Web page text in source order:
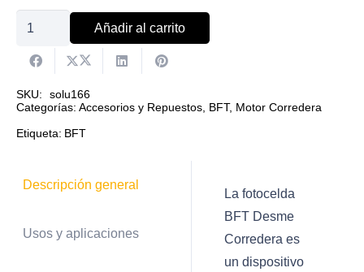
Fotocelda
Desme
corredera
cantidad
Añadir al carrito
SKU:
solu166
Categorías: Accesorios y Repuestos, BFT, Motor Corredera
Etiqueta: BFT
Descripción general
Usos y aplicaciones
La fotocelda
BFT Desme
Corredera es
un dispositivo